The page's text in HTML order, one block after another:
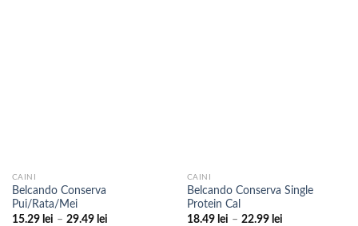
CAINI
Belcando Conserva
Pui/Rata/Mei
15.29 lei – 29.49 lei
CAINI
Belcando Conserva Single
Protein Cal
18.49 lei – 22.99 lei